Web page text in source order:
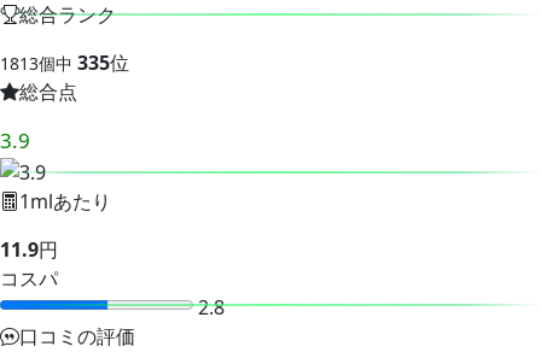
総合ランク
1813個中 335位
総合点
3.9
1mlあたり
11.9円
コスパ
2.8
口コミの評価